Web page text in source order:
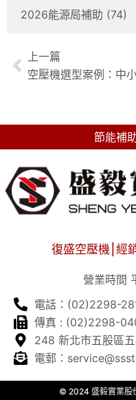
2026能源局補助 (74)
上一篇
節能補
復盛空壓機⎮經
營業時間
電話：(02)2298-
傳真 : (02)2298-
248 新北市五股區
電郵：
© 2024 盛毅實業股